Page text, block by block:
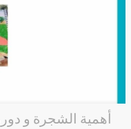
أهمية الشجرة و